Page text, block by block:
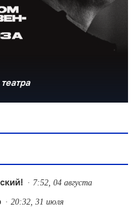
7:52, 04 августа
20:32, 31 июля